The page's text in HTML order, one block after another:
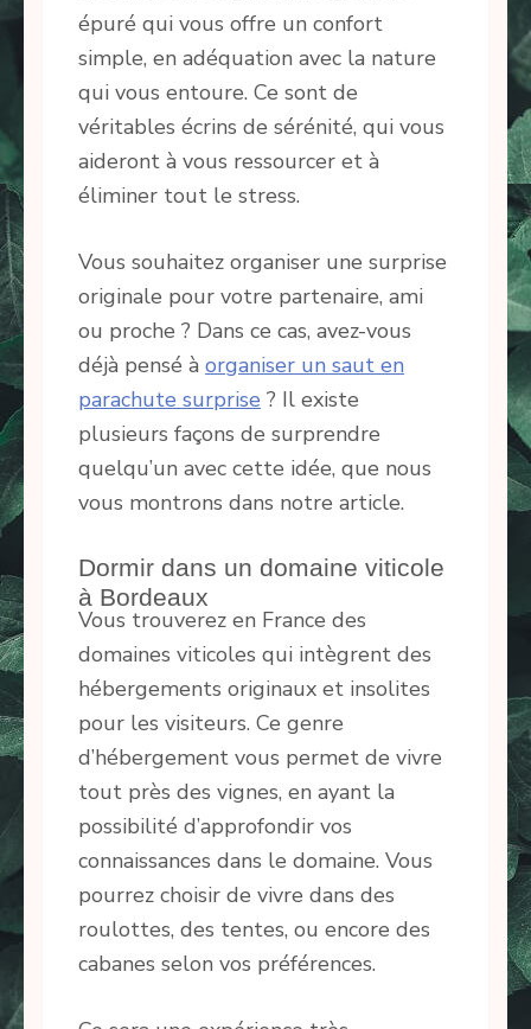
épuré qui vous offre un confort
simple, en adéquation avec la nature
qui vous entoure. Ce sont de
véritables écrins de sérénité, qui vous
aideront à vous ressourcer et à
éliminer tout le stress.
Vous souhaitez organiser une surprise
originale pour votre partenaire, ami
ou proche ? Dans ce cas, avez-vous
déjà pensé à organiser un saut en
parachute surprise ? Il existe
plusieurs façons de surprendre
quelqu’un avec cette idée, que nous
vous montrons dans notre article.
Dormir dans un domaine viticole
à Bordeaux
Vous trouverez en France des
domaines viticoles qui intègrent des
hébergements originaux et insolites
pour les visiteurs. Ce genre
d’hébergement vous permet de vivre
tout près des vignes, en ayant la
possibilité d’approfondir vos
connaissances dans le domaine. Vous
pourrez choisir de vivre dans des
roulottes, des tentes, ou encore des
cabanes selon vos préférences.